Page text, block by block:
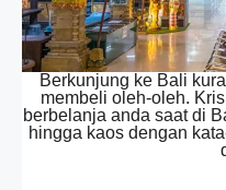
Berkunjung ke Bali
membeli oleh-oleh.
berbelanja anda saat di
hingga kaos dengan